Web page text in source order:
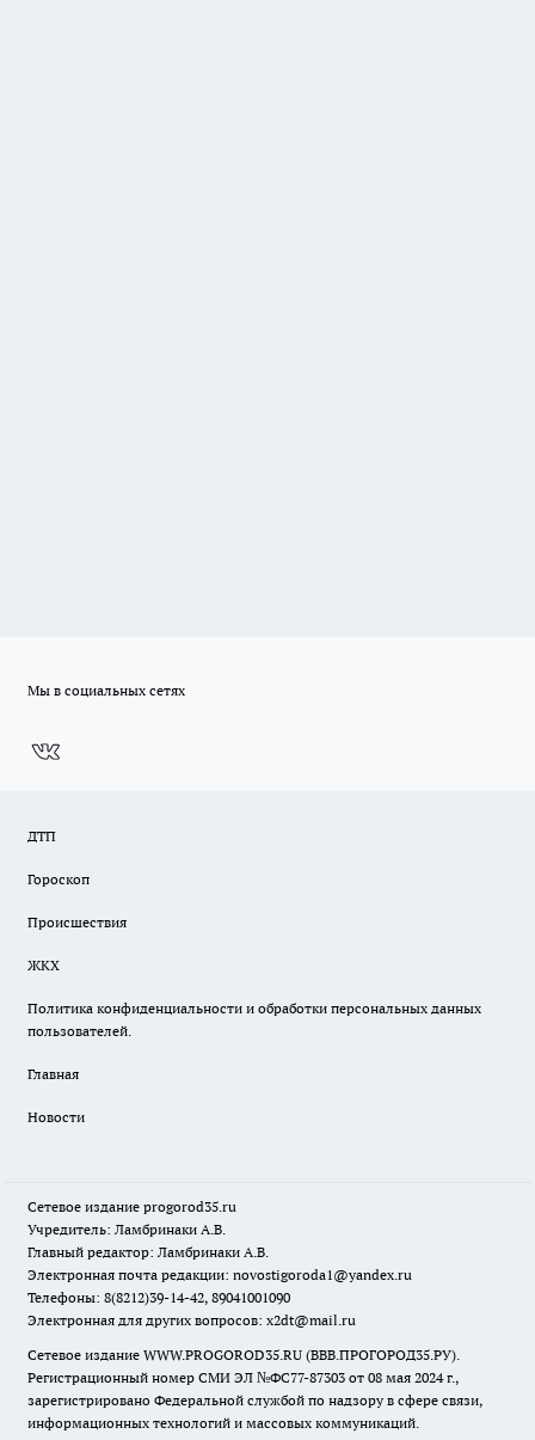
Мы в социальных сетях
ДТП
Гороскоп
Происшествия
ЖКХ
Политика конфиденциальности и обработки персональных данных
пользователей.
Главная
Новости
Сетевое издание progorod35.ru
Учредитель: Ламбринаки А.В.
Главный редактор: Ламбринаки А.В.
Электронная почта редакции: novostigoroda1@yandex.ru
Телефоны: 8(8212)39-14-42, 89041001090
Электронная для других вопросов: x2dt@mail.ru
Сетевое издание WWW.PROGOROD35.RU (ВВВ.ПРОГОРОД35.РУ).
Регистрационный номер СМИ ЭЛ №ФС77-87303 от 08 мая 2024 г.,
зарегистрировано Федеральной службой по надзору в сфере связи,
информационных технологий и массовых коммуникаций.